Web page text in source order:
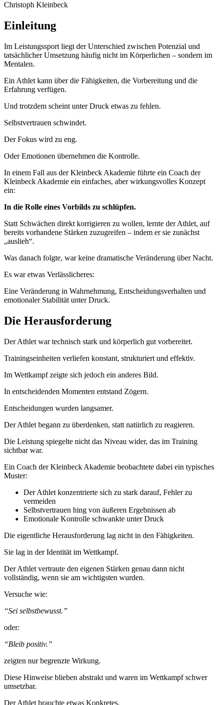
Christoph Kleinbeck
Einleitung
Im Leistungssport liegt der Unterschied zwischen Potenzial und
tatsächlicher Umsetzung häufig nicht im Körperlichen – sondern im
Mentalen.
Ein Athlet kann über die Fähigkeiten, die Vorbereitung und die
Erfahrung verfügen.
Und trotzdem scheint unter Druck etwas zu fehlen.
Selbstvertrauen schwindet.
Der Fokus wird zu eng.
Oder Emotionen übernehmen die Kontrolle.
In einem Fall aus der Kleinbeck Akademie führte ein Coach der
Kleinbeck Akademie ein einfaches, aber wirkungsvolles Konzept
ein:
In die Rolle eines Vorbilds zu schlüpfen.
Statt Schwächen direkt korrigieren zu wollen, lernte der Athlet, auf
bereits vorhandene Stärken zuzugreifen – indem er sie zunächst
„auslieh“.
Was danach folgte, war keine dramatische Veränderung über Nacht.
Es war etwas Verlässlicheres:
Eine Veränderung in Wahrnehmung, Entscheidungsverhalten und
emotionaler Stabilität unter Druck.
Die Herausforderung
Der Athlet war technisch stark und körperlich gut vorbereitet.
Trainingseinheiten verliefen konstant, strukturiert und effektiv.
Im Wettkampf zeigte sich jedoch ein anderes Bild.
In entscheidenden Momenten entstand Zögern.
Entscheidungen wurden langsamer.
Der Athlet begann zu überdenken, statt natürlich zu reagieren.
Die Leistung spiegelte nicht das Niveau wider, das im Training
sichtbar war.
Ein Coach der Kleinbeck Akademie beobachtete dabei ein typisches
Muster:
Der Athlet konzentrierte sich zu stark darauf, Fehler zu
vermeiden
Selbstvertrauen hing von äußeren Ergebnissen ab
Emotionale Kontrolle schwankte unter Druck
Die eigentliche Herausforderung lag nicht in den Fähigkeiten.
Sie lag in der Identität im Wettkampf.
Der Athlet vertraute den eigenen Stärken genau dann nicht
vollständig, wenn sie am wichtigsten wurden.
Versuche wie:
“Sei selbstbewusst.”
oder:
“Bleib positiv.”
zeigten nur begrenzte Wirkung.
Diese Hinweise blieben abstrakt und waren im Wettkampf schwer
umsetzbar.
Der Athlet brauchte etwas Konkretes.